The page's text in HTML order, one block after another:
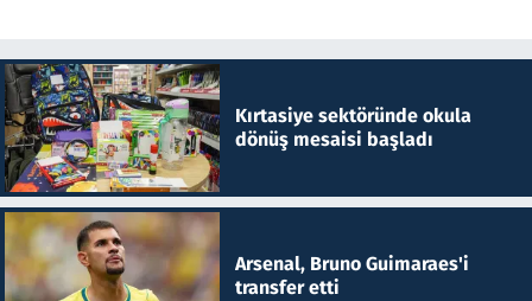
Kırtasiye sektöründe okula
dönüş mesaisi başladı
Arsenal, Bruno Guimaraes'i
transfer etti